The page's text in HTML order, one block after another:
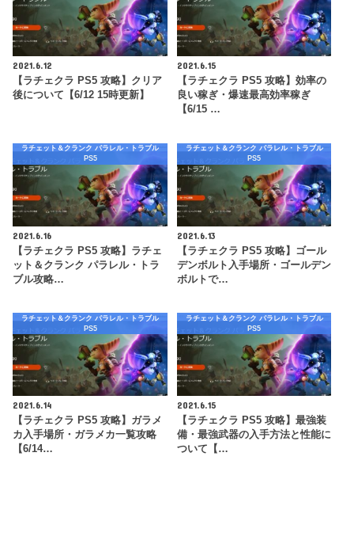
2021.6.12
【ラチェクラ PS5 攻略】クリア
後について【6/12 15時更新】
2021.6.15
【ラチェクラ PS5 攻略】効率の
良い稼ぎ・爆速最高効率稼ぎ
【6/15 …
ラチェット＆クランク パラレル・トラブル
PS5
2021.6.16
【ラチェクラ PS5 攻略】ラチェ
ット＆クランク パラレル・トラ
ブル攻略…
ラチェット＆クランク パラレル・トラブル
PS5
2021.6.13
【ラチェクラ PS5 攻略】ゴール
デンボルト入手場所・ゴールデン
ボルトで…
ラチェット＆クランク パラレル・トラブル
PS5
2021.6.14
【ラチェクラ PS5 攻略】ガラメ
カ入手場所・ガラメカ一覧攻略
【6/14…
ラチェット＆クランク パラレル・トラブル
PS5
2021.6.15
【ラチェクラ PS5 攻略】最強装
備・最強武器の入手方法と性能に
ついて【…